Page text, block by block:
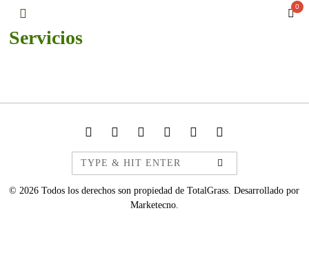
0
Servicios
©2026 Todos los derechos son propiedad de TotalGrass. Desarrollado por
Marketecno.